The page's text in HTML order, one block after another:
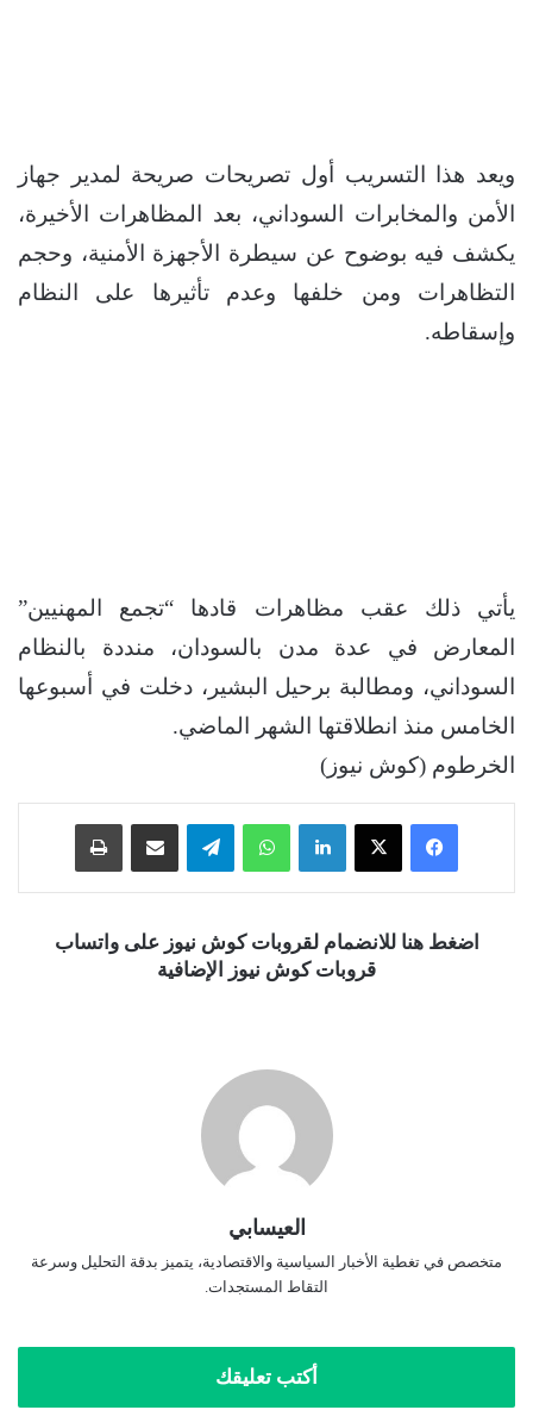
ويعد هذا التسريب أول تصريحات صريحة لمدير جهاز
الأمن والمخابرات السوداني، بعد المظاهرات الأخيرة،
يكشف فيه بوضوح عن سيطرة الأجهزة الأمنية، وحجم
التظاهرات ومن خلفها وعدم تأثيرها على النظام
وإسقاطه.
يأتي ذلك عقب مظاهرات قادها “تجمع المهنيين”
المعارض في عدة مدن بالسودان، منددة بالنظام
السوداني، ومطالبة برحيل البشير، دخلت في أسبوعها
الخامس منذ انطلاقتها الشهر الماضي.
الخرطوم (كوش نيوز)
فيسبوك ‫X لينكدإن واتساب تيلقرام
اضغط هنا للانضمام لقروبات كوش نيوز على واتساب
قروبات كوش نيوز الإضافية
العيسابي
متخصص في تغطية الأخبار السياسية والاقتصادية، يتميز بدقة التحليل وسرعة
التقاط المستجدات.
أكتب تعليقك